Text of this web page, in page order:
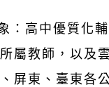
：高中優質化
屬教師，以及
屏東、臺東各